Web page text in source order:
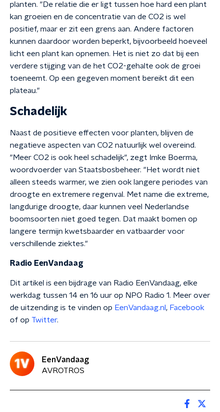
planten. "De relatie die er ligt tussen hoe hard een plant
kan groeien en de concentratie van de CO2 is wel
positief, maar er zit een grens aan. Andere factoren
kunnen daardoor worden beperkt, bijvoorbeeld hoeveel
licht een plant kan opnemen. Het is niet zo dat bij een
verdere stijging van de het CO2-gehalte ook de groei
toeneemt. Op een gegeven moment bereikt dit een
plateau."
Schadelijk
Naast de positieve effecten voor planten, blijven de
negatieve aspecten van CO2 natuurlijk wel overeind.
"Meer CO2 is ook heel schadelijk", zegt Imke Boerma,
woordvoerder van Staatsbosbeheer. "Het wordt niet
alleen steeds warmer, we zien ook langere periodes van
droogte en extremere regenval. Met name die extreme,
langdurige droogte, daar kunnen veel Nederlandse
boomsoorten niet goed tegen. Dat maakt bomen op
langere termijn kwetsbaarder en vatbaarder voor
verschillende ziektes."
Radio EenVandaag
Dit artikel is een bijdrage van Radio EenVandaag, elke
werkdag tussen 14 en 16 uur op NPO Radio 1. Meer over
de uitzending is te vinden op EenVandaag.nl , Facebook
of op Twitter.
EenVandaag
AVROTROS